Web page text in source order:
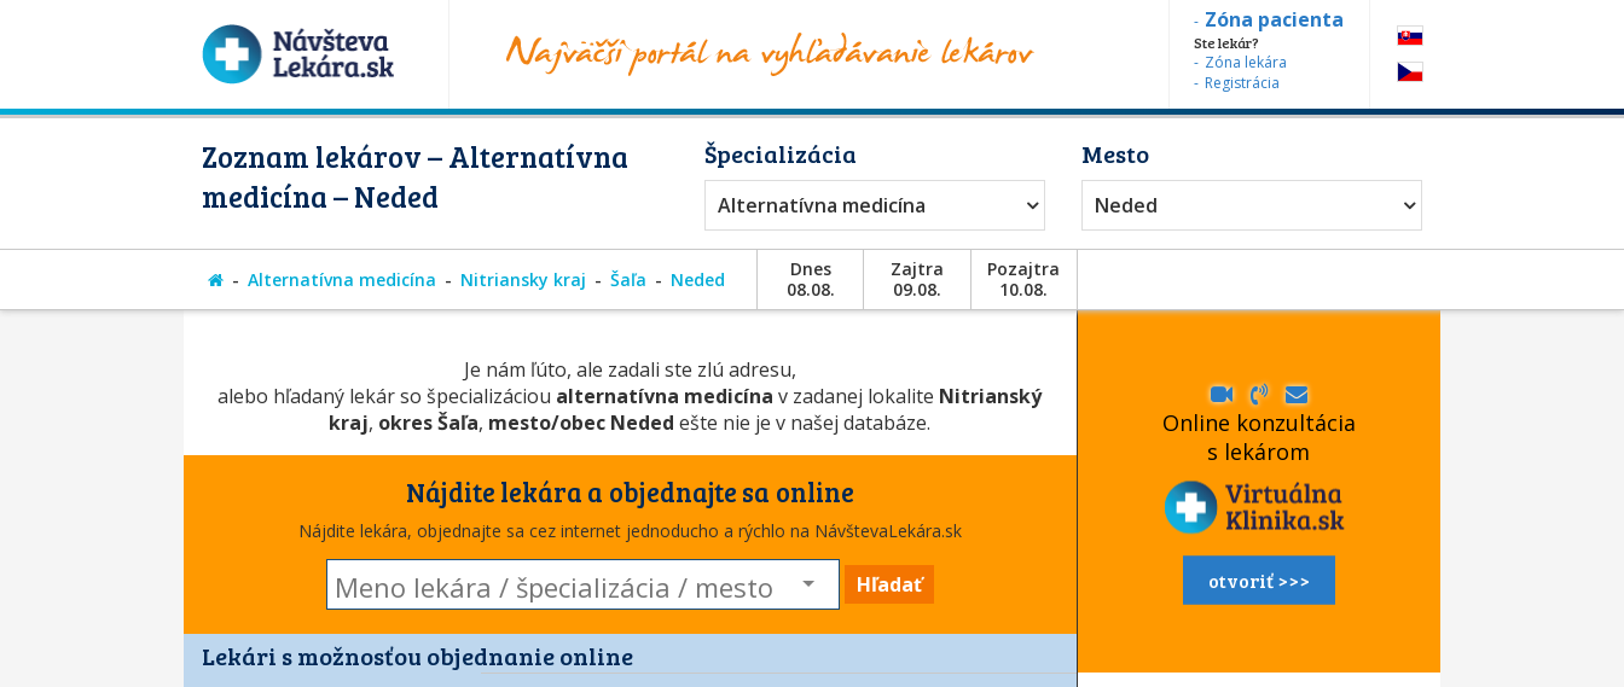
Zóna pacienta
Ste lekár?
Zóna lekára
Registrácia
Zoznam lekárov – Alternatívna
medicína – Neded
Špecializácia
Alternatívna medicína
Mesto
Neded
Alternatívna medicína Nitriansky kraj Šaľa Neded
Dnes
08.08.
Zajtra
09.08.
Pozajtra
10.08.
Je nám ľúto, ale zadali ste zlú adresu,
alebo hľadaný lekár so špecializáciou alternatívna medicína v zadanej lokalite Nitrianský
kraj, okres Šaľa, mesto/obec Neded ešte nie je v našej databáze.
Nájdite lekára a objednajte sa online
Nájdite lekára, objednajte sa cez internet jednoducho a rýchlo na NávštevaLekára.sk
Hľadať
Lekári s možnosťou objednanie online
Online konzultácia
s lekárom
otvoriť >>>